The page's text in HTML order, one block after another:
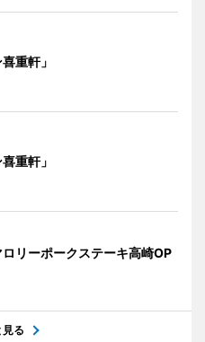
重軒」
重軒」
リーポークステーキ高崎OP
見る